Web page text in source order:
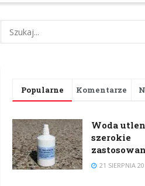
Popularne Komentarze
Woda
szerokie
21 SIERPNIA